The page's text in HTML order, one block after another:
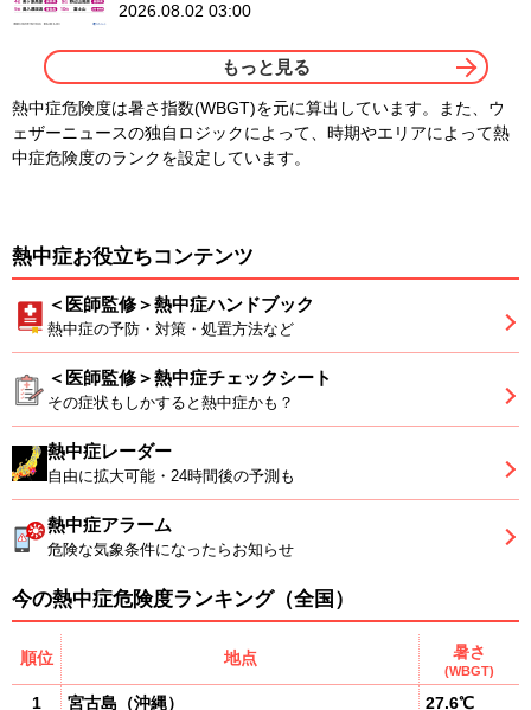
2026.08.02 03:00
もっと見る
熱中症危険度は暑さ指数(WBGT)を元に算出しています。また、ウ
ェザーニュースの独自ロジックによって、時期やエリアによって熱
中症危険度のランクを設定しています。
熱中症お役立ちコンテンツ
＜医師監修＞熱中症ハンドブック
熱中症の予防・対策・処置方法など
＜医師監修＞熱中症チェックシート
その症状もしかすると熱中症かも？
熱中症レーダー
自由に拡大可能・24時間後の予測も
熱中症アラーム
危険な気象条件になったらお知らせ
今の熱中症危険度ランキング（全国）
順位 地点 暑さ
(WBGT)
1 宮古島 （沖縄） 27.6℃